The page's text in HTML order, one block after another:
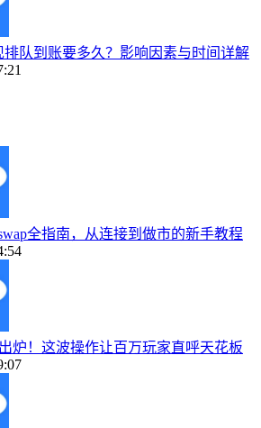
排队到账要多久？影响因素与时间详解
全指南，从连接到做市的新手教程
炉！这波操作让百万玩家直呼天花板